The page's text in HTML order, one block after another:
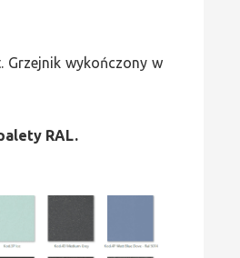
wykończony w
RAL.